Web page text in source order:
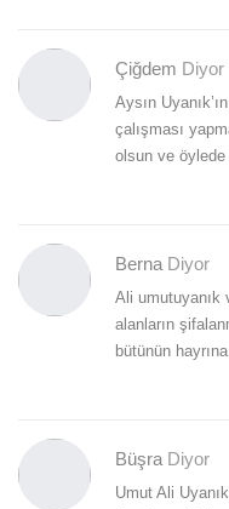
Çiğdem Diyor
Aysın
çalışması
olsun ve öylede
Berna Diyor
Ali umutuyanık
alanların
bütünün
Büşra Diyor
Umut Ali